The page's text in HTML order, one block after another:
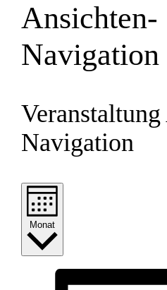
Ansichten-
Navigation
Navigation
Monat